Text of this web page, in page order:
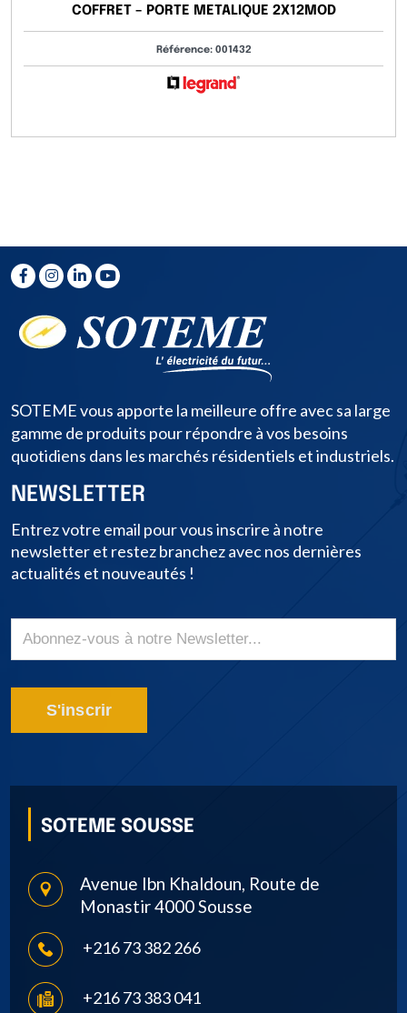
COFFRET – PORTE METALIQUE 2X12MOD
Référence: 001432
SOTEME vous apporte la meilleure offre avec sa large
gamme de produits pour répondre à vos besoins
quotidiens dans les marchés résidentiels et industriels.
NEWSLETTER
Entrez votre email pour vous inscrire à notre
newsletter et restez branchez avec nos dernières
actualités et nouveautés !
S'inscrir
SOTEME SOUSSE
Avenue Ibn Khaldoun, Route de
Monastir 4000 Sousse
+216 73 382 266
+216 73 383 041